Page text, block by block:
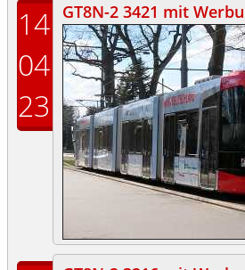
14
04
23
GT8N-2 3421 mit